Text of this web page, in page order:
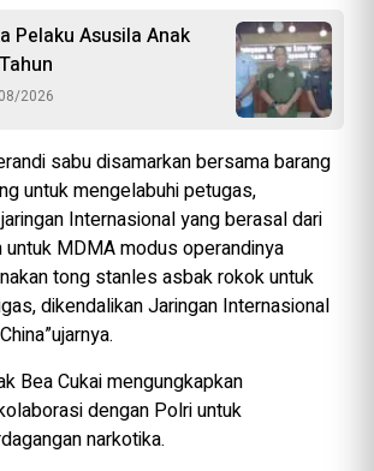
Pelaku Asusila Anak
2026
sabu disamarkan bersama barang
untuk mengelabuhi petugas,
Internasional yang berasal dari
untuk MDMA modus operandinya
tong stanles asbak rokok untuk
dikendalikan Jaringan Internasional
Bea Cukai mengungkapkan
dengan Polri untuk
narkotika.